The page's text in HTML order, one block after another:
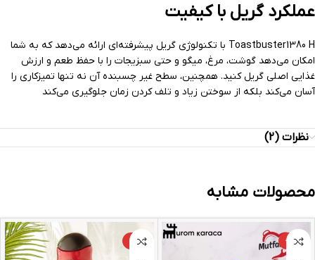
عملکرد گریل با کیفیت
Toastbuster1380 H با تکنولوژی گریل پیشرفته‌ای ارائه می‌دهد که به شما
امکان می‌دهد گوشت، مرغ، میگو و حتی سبزیجات را با حفظ طعم و ارزش
غذایی اصلی گریل کنید. همچنین، سطح غیر چسبنده آن نه تنها تمیزکاری را
آسان می‌کند بلکه از سوختن زیاد و تلف کردن زمان جلوگیری می‌کند
نظرات (2)
محصولات مشابه
-25%
-16%